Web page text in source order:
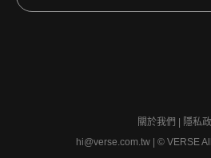
關於我們
隱私
hi@verse.com.tw
© VERSE